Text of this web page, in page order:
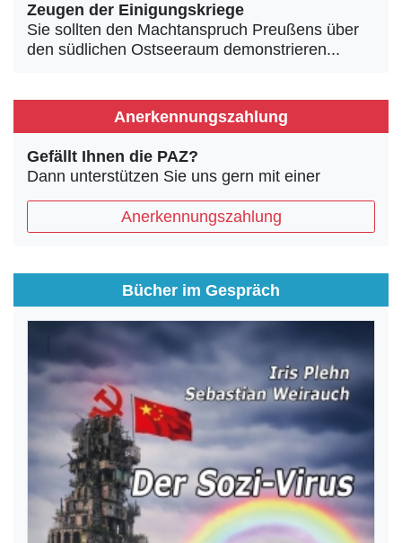
Zeugen der Einigungskriege
Sie sollten den Machtanspruch Preußens über
den südlichen Ostseeraum demonstrieren...
Anerkennungszahlung
Gefällt Ihnen die PAZ?
Dann unterstützen Sie uns gern mit einer
Anerkennungszahlung
Bücher im Gespräch